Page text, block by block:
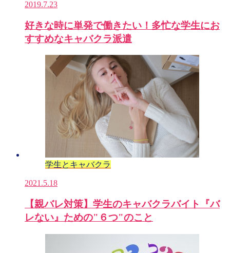
2019.7.23
好きな時に単発で働きたい！多忙な学生にお
すすめなキャバクラ派遣
学生とキャバクラ
2021.5.18
【親バレ対策】学生のキャバクラバイト『バ
レない』ための"６つ"のこと